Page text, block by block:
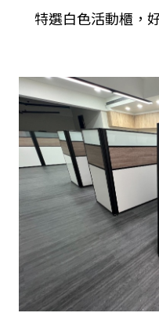
特選白色活動櫃，